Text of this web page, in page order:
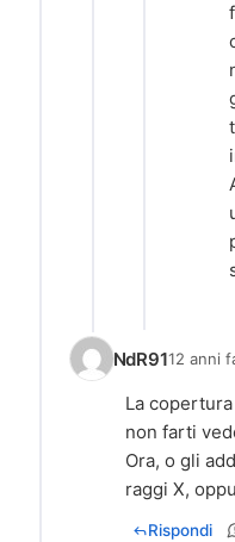
NdR9112 anni
La
non farti
Ora, o gli
raggi X,
Rispondi